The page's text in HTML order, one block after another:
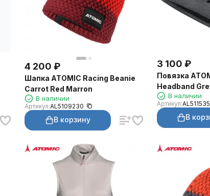
4 200 ₽
Шапка ATOMIC Racing Beanie
Carrot Red Marron
В наличии
Артикул:AL5109230
В корзину
3 100 ₽
Повязка
Headband
В наличии
Артикул:
В